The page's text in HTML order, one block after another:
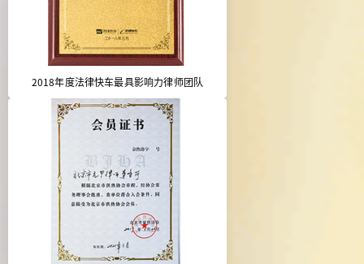
2018年度法律快车最具影响力律师团队